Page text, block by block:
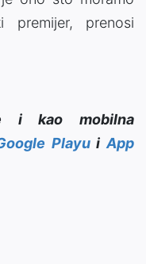
prenosi
i kao mobilna
PlayuiApp